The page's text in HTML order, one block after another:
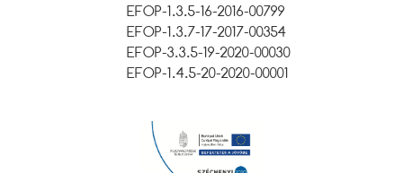
EFOP-1.3.5-16-2016-00799
EFOP-1.3.7-17-2017-00354
EFOP-3.3.5-19-2020-00030
EFOP-1.4.5-20-2020-00001